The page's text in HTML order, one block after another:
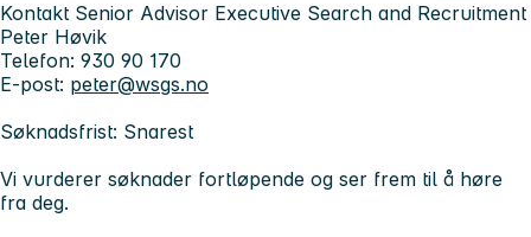
Kontakt Senior Advisor Executive Search and Recruitment
Peter Høvik
Telefon: 930 90 170
E-post: peter@wsgs.no
Søknadsfrist: Snarest
Vi vurderer søknader fortløpende og ser frem til å høre
fra deg.